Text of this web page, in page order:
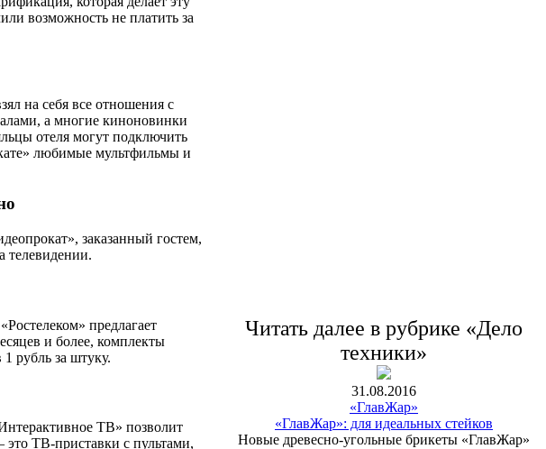
возможность не платить за
на себя все отношения с
а многие киноновинки
отеля могут подключить
любимые мультфильмы и
заказанный гостем,
телевидении.
предлагает
и более, комплекты
рубль за штуку.
ТВ» позволит
ТВ-приставки с пультами,
Читать далее в рубрике «Дело
техники»
31.08.2016
«ГлавЖар»
«ГлавЖар»: для идеальных стейков
Новые древесно-угольные брикеты «ГлавЖар»